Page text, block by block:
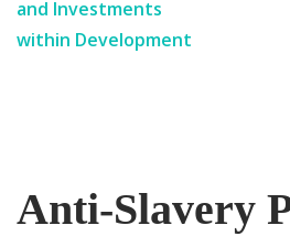
Anti-Slavery